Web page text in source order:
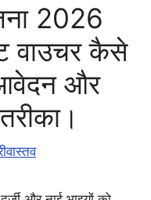
2026
वाउचर कैसे
आवेदन और